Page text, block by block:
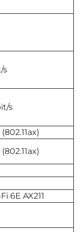
s
s
6E AX211